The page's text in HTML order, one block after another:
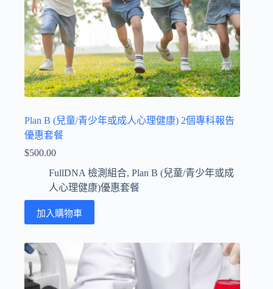
Plan B (兒童/青少年或成人心理健康) 2個專科報告
優惠套餐
$500.00
FullDNA 檢測組合, Plan B (兒童/青少年或成
人心理健康)優惠套餐
加入購物車